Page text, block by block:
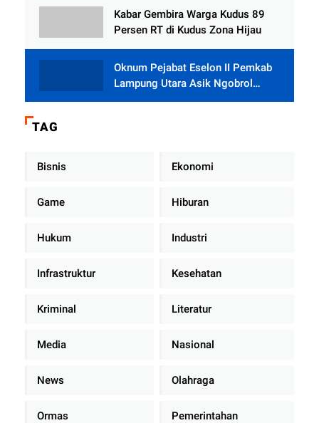
Rumah dari BAZNAS
Kabar Gembira Warga Kudus 89
Persen RT di Kudus Zona Hijau
Oknum Pejabat Eselon II Pemkab
Lampung Utara Asik Ngobrol
Dengan Teman Kencan Wanitanya
TAG
Bisnis Ekonomi
Game Hiburan
Hukum Industri
Infrastruktur Kesehatan
Kriminal Literatur
Media Nasional
News Olahraga
Ormas Pemerintahan